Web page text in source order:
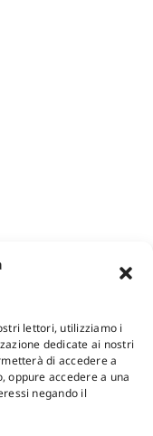
lettori, utilizziamo i
dedicate ai nostri
di accedere a
oppure accedere a una
negando il
e anche Rateali